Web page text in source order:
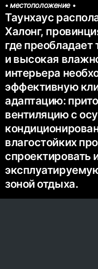
•местоположение•
Таунхаус
Халонг,
где
и высокая
интерьера
эффективную
адаптацию:
вентиляцию с
влагостойких
спроектировать
зоной отдыха.